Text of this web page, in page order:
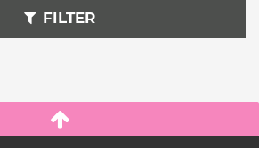
FILTER